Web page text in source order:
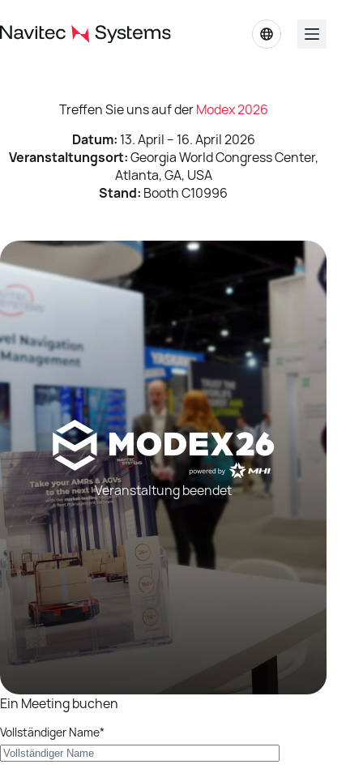
Inhalt
springen
Treffen Sie uns auf derModex 2026
Datum: 13. April – 16. April 2026
Veranstaltungsort:Georgia World Congress Center,
Atlanta, GA, USA
Stand: Booth C10996
Ein Meeting buchen
Vollständiger Name*
Veranstaltung beendet